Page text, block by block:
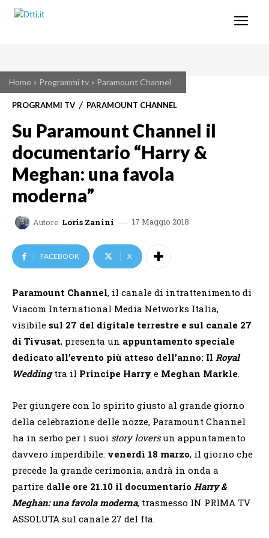
Home Programmi tv Paramount Channel
PROGRAMMI TV PARAMOUNT CHANNEL
Su Paramount Channel il
documentario “Harry &
Meghan: una favola
moderna”
Autore Loris Zanini 17 Maggio 2018
FACEBOOK X
Paramount Channel, il canale di intrattenimento di
Viacom International Media Networks Italia,
visibile sul 27 del digitale terrestre e sul canale 27
di Tivusat, presenta un appuntamento speciale
dedicato all’evento più atteso dell’anno: Il Royal
Wedding tra il Principe Harry e Meghan Markle.
Per giungere con lo spirito giusto al grande giorno
della celebrazione delle nozze, Paramount Channel
ha in serbo per i suoi story loversun appuntamento
davvero imperdibile: venerdì 18 marzo, il giorno che
precede la grande cerimonia, andrà in onda a
partire dalle ore 21.10 il documentario Harry &
Meghan: una favola moderna, trasmesso IN PRIMA TV
ASSOLUTA sul canale 27 del fta.